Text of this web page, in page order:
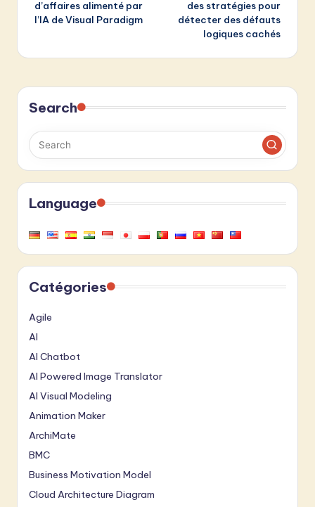
d’affaires alimenté par
l’IA de Visual Paradigm
des stratégies pour
détecter des défauts
logiques cachés
Search
Language
Catégories
Agile
AI
AI Chatbot
AI Powered Image Translator
AI Visual Modeling
Animation Maker
ArchiMate
BMC
Business Motivation Model
Cloud Architecture Diagram